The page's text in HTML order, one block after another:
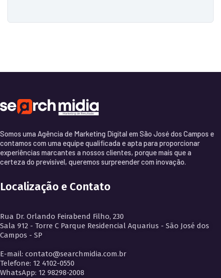
Somos uma Agência de Marketing Digital em São José dos Campos e
contamos com uma equipe qualificada e apta para proporcionar
experiências marcantes a nossos clientes, porque mais que a
certeza do previsível, queremos surpreender com inovação.
Localização e Contato
Rua Dr. Orlando Feirabend Filho, 230
Sala 912 - Torre C Parque Residencial Aquarius - São José dos
Campos - SP
E-mail: contato@searchmidia.com.br
Telefone: 12 4102-0550
WhatsApp: 12 98298-2008